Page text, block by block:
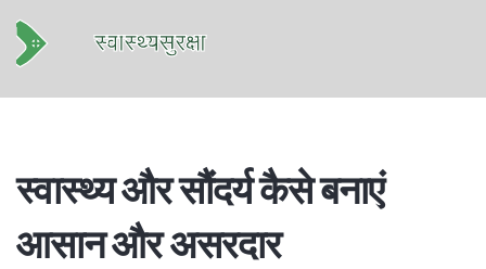
स्वास्थ्य और सौंदर्य कैसे बनाएं
आसान और असरदार